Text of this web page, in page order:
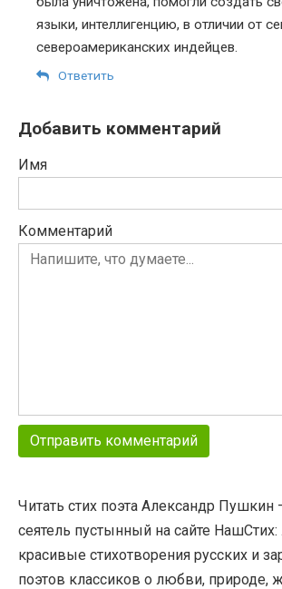
языки, интеллигенцию, в отличии от
североамериканских индейцев.
Ответить
Добавить комментарий
Имя
Комментарий
Читать стих поэта Александр
сеятель пустынный на сайте
красивые стихотворения русских и
поэтов классиков о любви, природе,